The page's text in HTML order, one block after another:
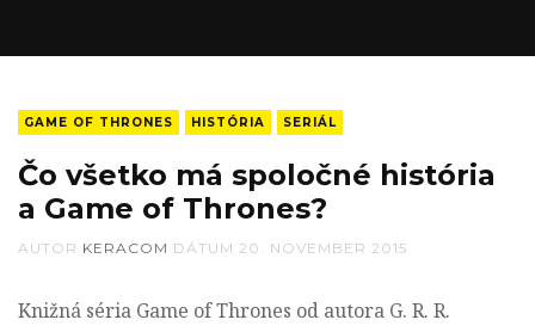
GAME OF THRONES HISTÓRIA SERIÁL
Čo všetko má spoločné história
a Game of Thrones?
AUTOR KERACOM DÁTUM 20. NOVEMBER 2015
Knižná séria Game of Thrones od autora G. R. R.